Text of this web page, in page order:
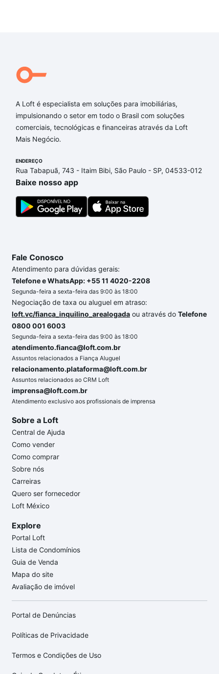
A Loft é especialista em soluções para imobiliárias,
impulsionando o setor em todo o Brasil com soluções
comerciais, tecnológicas e financeiras através da Loft
Mais Negócio.
ENDEREÇO
Rua Tabapuã, 743 - Itaim Bibi, São Paulo - SP, 04533-012
Baixe nosso app
Fale Conosco
Atendimento para dúvidas gerais:
Telefone e WhatsApp: +55 11 4020-2208
Segunda-feira a sexta-feira das 9:00 às 18:00
Negociação de taxa ou aluguel em atraso:
loft.vc/fianca_inquilino_arealogada ou através do Telefone
0800 001 6003
Segunda-feira a sexta-feira das 9:00 às 18:00
atendimento.fianca@loft.com.br
Assuntos relacionados a Fiança Aluguel
relacionamento.plataforma@loft.com.br
Assuntos relacionados ao CRM Loft
imprensa@loft.com.br
Atendimento exclusivo aos profissionais de imprensa
Sobre a Loft
Central de Ajuda
Como vender
Como comprar
Sobre nós
Carreiras
Quero ser fornecedor
Loft México
Explore
Portal Loft
Lista de Condomínios
Guia de Venda
Mapa do site
Avaliação de imóvel
Portal de Denúncias
Políticas de Privacidade
Termos e Condições de Uso